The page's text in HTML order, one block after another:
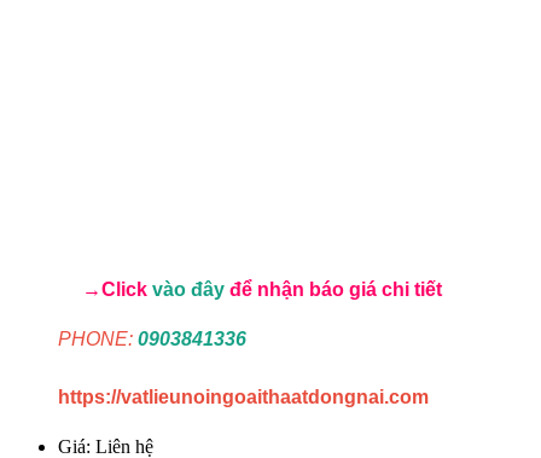
→Click vào đây để nhận báo giá chi tiết
PHONE: 0903841336
https://vatlieunoingoaithaatdongnai.com
Giá: Liên hệ